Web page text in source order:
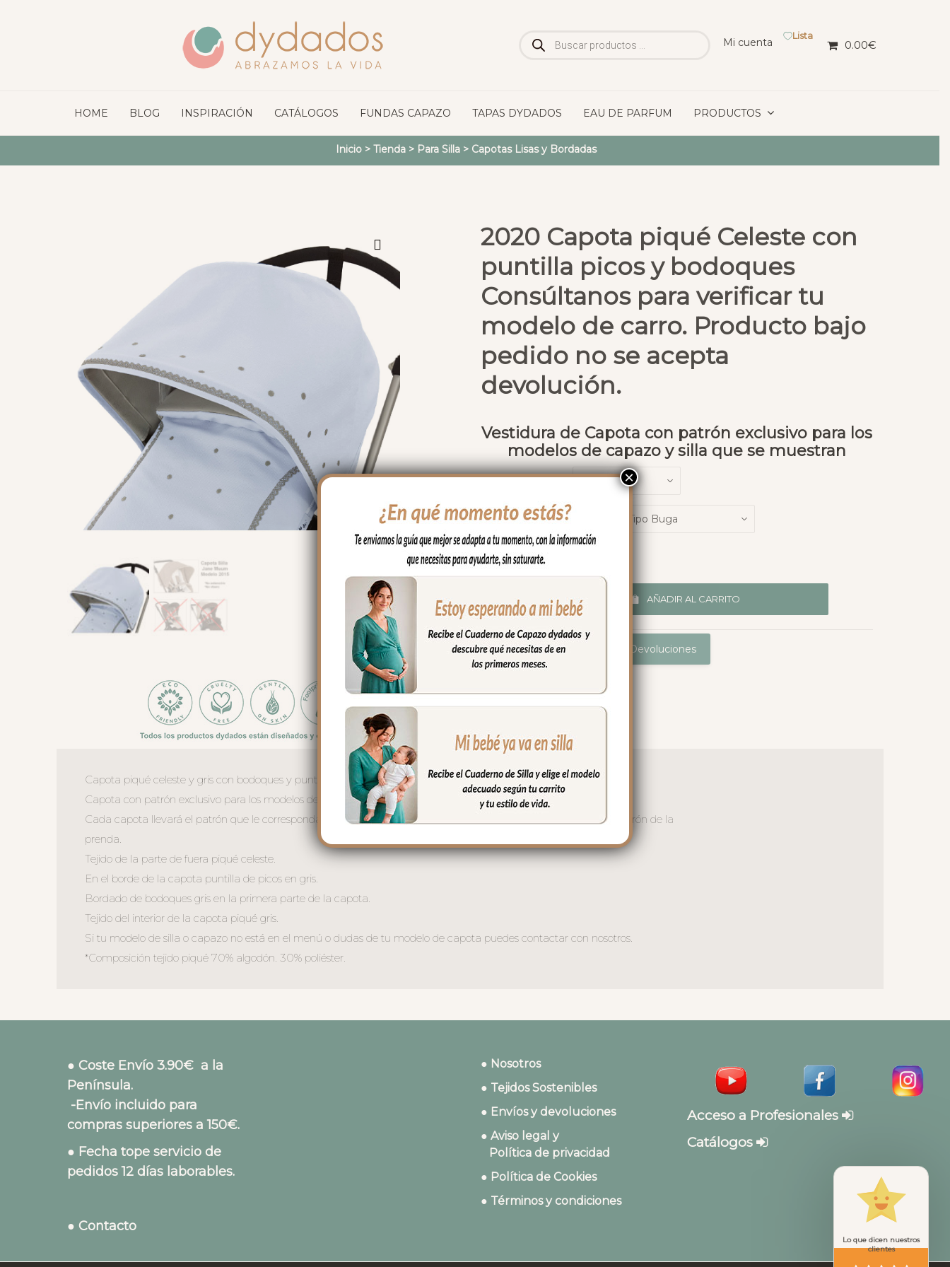
de
productos
Mi cuenta
Lista
0.00€
HOME BLOG INSPIRACIÓN CATÁLOGOS FUNDAS CAPAZO TAPAS DYDADOS EAU DE PARFUM PRODUCTOS
Inicio> Tienda> Para Silla> Capotas Lisas y Bordadas
2020 Capota piqué Celeste con
puntilla picos y bodoques
Consúltanos para verificar tu
modelo de carro. Producto bajo
pedido no se acepta
devolución.
Vestidura de Capota con patrón exclusivo para los
modelos de capazo y silla que se muestran
Tejido interior
Modelo de
99.90€
AÑADIR AL CARRITO
Cualidades Envíos y Devoluciones
Capota piqué celeste y gris con bodoques y puntilla gris.
Capota con patrón exclusivo para los modelos de capazo y silla que se muestran. Elige tu modelo.
Cada capota llevará el patrón que le corresponda según el modelo elegido. Los adornos se dispondrán según el patrón de la
prenda.
Tejido de la parte de fuera piqué celeste.
En el borde de la capota puntilla de picos en gris.
Bordado de bodoques gris en la primera parte de la capota.
Tejido del interior de la capota piqué gris.
Si tu modelo de silla o capazo no está en el menú o dudas de tu modelo de capota puedes contactar con nosotros.
*Composición tejido piqué 70% algodón. 30% poliéster.
● Coste Envío 3.90€ a la
Península.
-Envío incluido para
compras superiores a 150€.
● Fecha tope servicio de
pedidos 12 días laborables.
● Contacto
● Nosotros
● Tejidos Sostenibles
● Envíos y devoluciones
● Aviso legal y
Política de privacidad
● Política de Cookies
● Términos y condiciones
Acceso a Profesionales
Catálogos
×
Lo que dicen nuestros
clientes